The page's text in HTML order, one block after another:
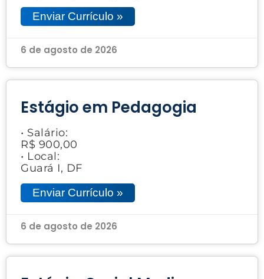
Enviar Currículo »
6 de agosto de 2026
Estágio em Pedagogia
• Salário:
R$ 900,00
• Local:
Guará I, DF
Enviar Currículo »
6 de agosto de 2026